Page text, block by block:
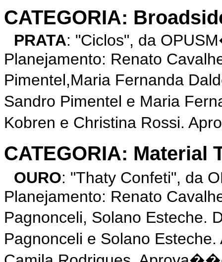
CATEGORIA:
PRATA: "Ciclos", da
Planejamento: Renato
Pimentel,Maria Fernanda
Sandro Pimentel e Maria
Kobren e Christina Rossi.
CATEGORIA:
OURO: "Thaty Confeti", da
Planejamento: Renato
Pagnonceli, Solano
Pagnonceli e Solano